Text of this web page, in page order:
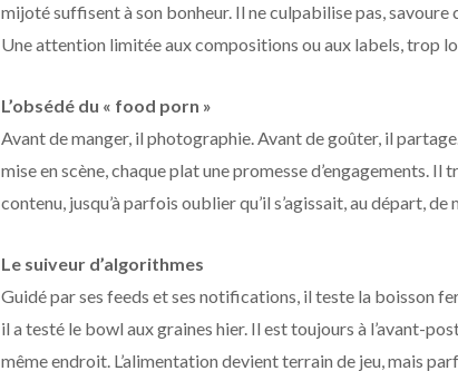
mijoté suffisent à son bonheur. Il ne culpabilise pas, savoure
Une attention limitée aux compositions ou aux labels, trop
L’obsédé du « food porn »
Avant de manger, il photographie. Avant de goûter, il
mise en scène, chaque plat une promesse d’engagements. Il
contenu, jusqu’à parfois oublier qu’il s’agissait, au départ, de
Le suiveur d’algorithmes
Guidé par ses feeds et ses notifications, il teste la boisson
il a testé le bowl aux graines hier. Il est toujours à l’avant-
même endroit. L’alimentation devient terrain de jeu, mais